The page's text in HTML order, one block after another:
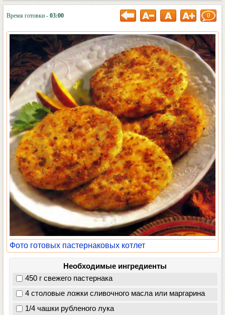
Время готовки - 03:00 0
Фото готовых пастернаковых котлет
Необходимые ингредиенты
450 г свежего пастернака
4 столовые ложки сливочного масла или маргарина
1/4 чашки рубленого лука